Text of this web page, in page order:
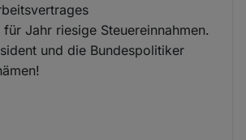
Jahr riesige Steuereinnahmen.
und die Bundespolitiker